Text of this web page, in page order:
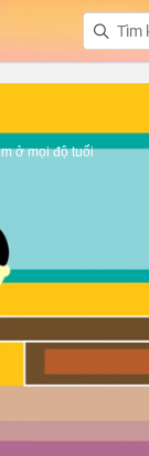
ở mọi độ tuổi